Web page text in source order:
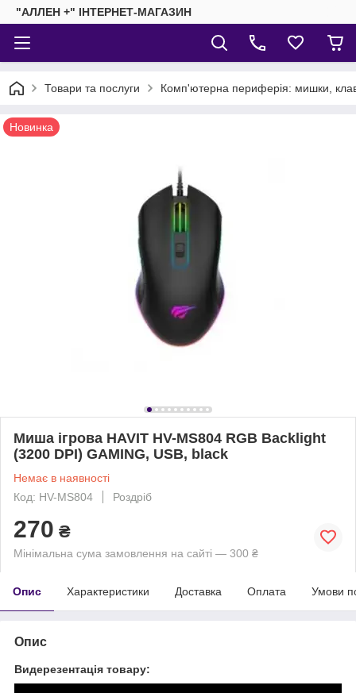
"АЛЛЕН +" ІНТЕРНЕТ-МАГАЗИН
Товари та послуги Комп'ютерна периферія: мишки,
Новинка
Миша ігрова HAVIT HV-MS804 RGB Backlight
(3200 DPI) GAMING, USB, black
Немає в наявності
Код: HV-MS804
Роздріб
270 ₴
Мінімальна сума замовлення на сайті — 300 ₴
Опис Характеристики Доставка Оплата Умови
Опис
Видерезентація товару: